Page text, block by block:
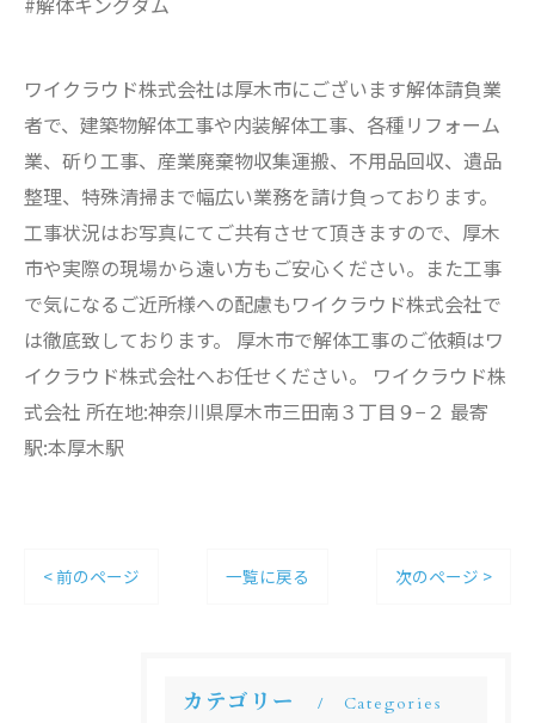
ワイクラウド株式会社は厚木市にございます解体請負業
者で、建築物解体工事や内装解体工事、各種リフォーム
業、斫り工事、産業廃棄物収集運搬、不用品回収、遺品
整理、特殊清掃まで幅広い業務を請け負っております。
工事状況はお写真にてご共有させて頂きますので、厚木
市や実際の現場から遠い方もご安心ください。また工事
で気になるご近所様への配慮もワイクラウド株式会社で
は徹底致しております。 厚木市で解体工事のご依頼はワ
イクラウド株式会社へお任せください。 ワイクラウド株
式会社 所在地:神奈川県厚木市三田南３丁目９−２ 最寄
駅:本厚木駅
< 前のページ 一覧に戻る 次のページ >
カテゴリー Categories